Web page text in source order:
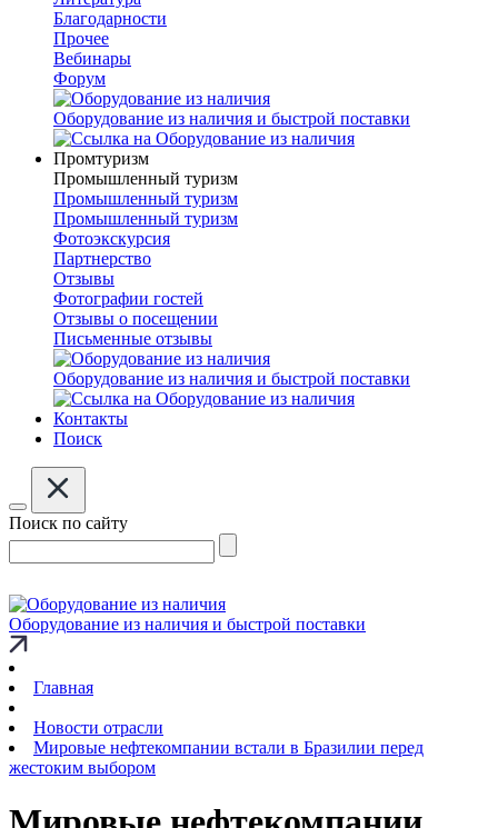
Благодарности
Прочее
Вебинары
Форум
Оборудование из наличия и быстрой поставки
Промтуризм
Промышленный туризм
Промышленный туризм
Промышленный туризм
Фотоэкскурсия
Партнерство
Отзывы
Фотографии гостей
Отзывы о посещении
Письменные отзывы
Оборудование из наличия и быстрой поставки
Контакты
Поиск
Поиск по сайту
Оборудование из наличия и быстрой поставки
Главная
Новости отрасли
Мировые нефтекомпании встали в Бразилии перед
жестоким выбором